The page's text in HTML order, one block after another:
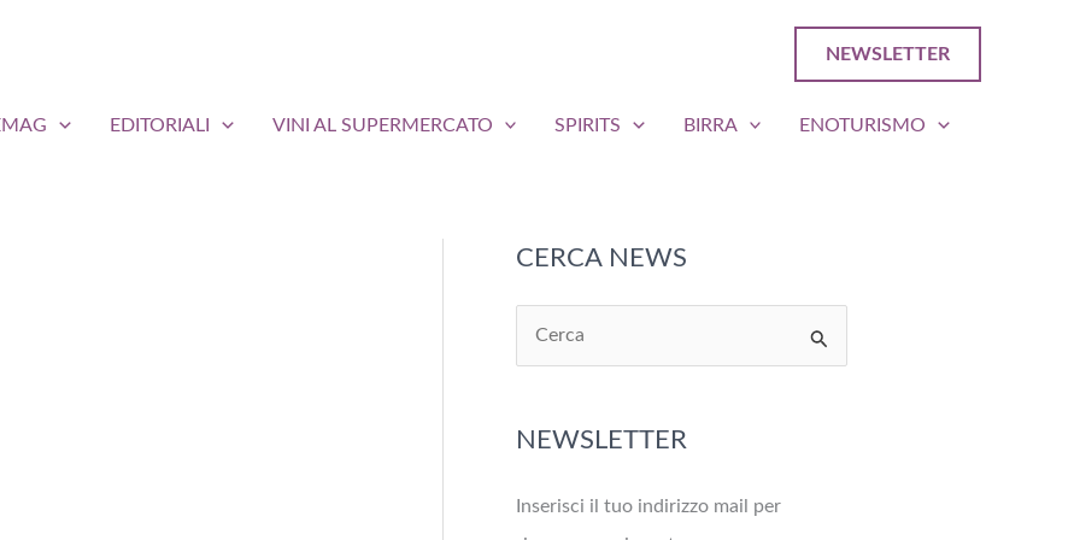
NEWSLETTER
EDITORIALI VINI AL SUPERMERCATO SPIRITS BIRRA ENOTURISMO
CERCA NEWS
e
c
:
NEWSLETTER
Inserisci il tuo indirizzo mail per